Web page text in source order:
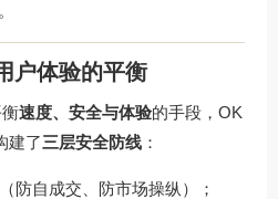
户体验的平衡
速度、安全与体验的手段，OK
建了三层安全防线 ：
防自成交、防市场操纵）；